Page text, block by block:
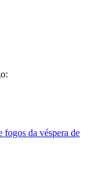
fogos da véspera de